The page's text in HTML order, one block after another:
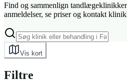
Find og sammenlign
anmeldelser, se priser og kontakt
Vis kort
Filtre